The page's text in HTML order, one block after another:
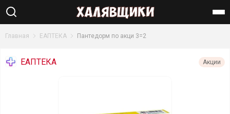
Главная ЕАПТЕКА Пантедорм по акци 3=2
ЕАПТЕКА Акции